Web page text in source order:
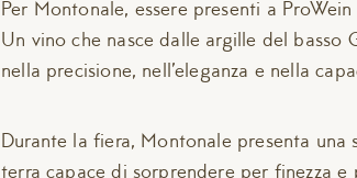
Per Montonale, essere presenti a
Un vino che nasce dalle argille del
nella precisione, nell’eleganza e nella
Durante la fiera, Montonale presenta
terra capace di sorprendere per finezza